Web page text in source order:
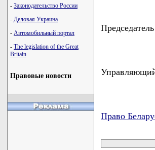
- Законодательство России
- Деловая Украина
- Автомобильный портал
- The legislation of the Great
Britain
Правовые новости
Право